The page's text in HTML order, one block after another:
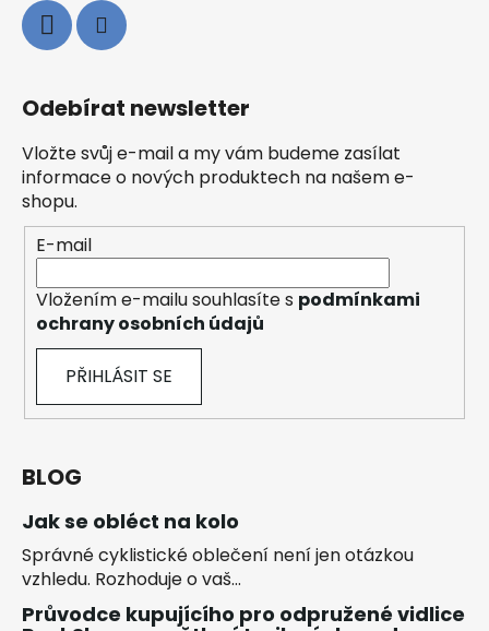
Odebírat newsletter
Vložte svůj e-mail a my vám budeme zasílat
informace o nových produktech na našem e-
shopu.
E-mail
Vložením e-mailu souhlasíte s podmínkami
ochrany osobních údajů
PŘIHLÁSIT SE
BLOG
Jak se obléct na kolo
Správné cyklistické oblečení není jen otázkou
vzhledu. Rozhoduje o vaš...
Průvodce kupujícího pro odpružené vidlice